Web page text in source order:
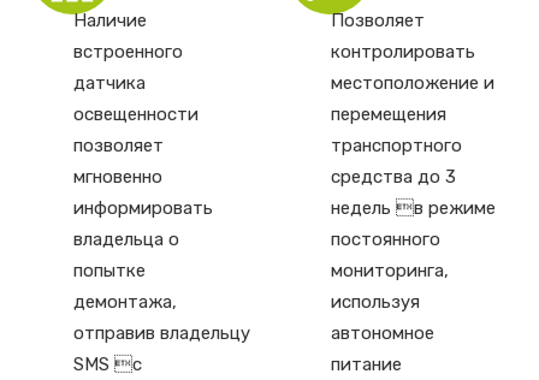
Наличие
встроенного
датчика
освещенности
позволяет
мгновенно
информировать
владельца о
попытке
демонтажа,
отправив владельцу
SMS с
Позволяет
контролировать
местоположение и
перемещения
транспортного
средства до 3
недель в режиме
постоянного
мониторинга,
используя
автономное
питание